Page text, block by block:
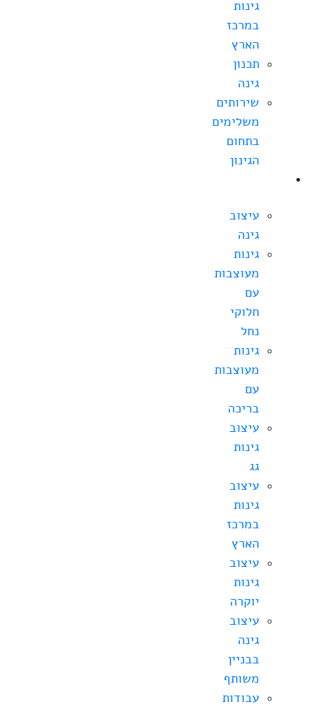
גינות
במרכז
הארץ
תכנון
גינה
שירותים
משלימים
בתחום
הגינון
עיצוב
גינה
גינות
מעוצבות
עם
חלוקי
נחל
גינות
מעוצבות
עם
בריכה
עיצוב
גינות
גג
עיצוב
גינות
במרכז
הארץ
עיצוב
גינות
יוקרה
עיצוב
גינה
בבניין
משותף
עבודות